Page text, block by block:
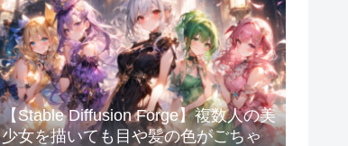
【Stable Diffusion Forge】複数人の美
少女を描いても目や髪の色がごちゃ